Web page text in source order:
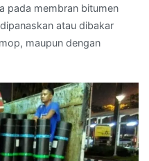
pada membran bitumen
atau dibakar
maupun dengan